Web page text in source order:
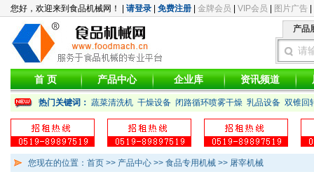
您好，欢迎来到食品机械网！ | 请登录 免费注册 金牌会员 VIP会员 图片广告
产品
请
首 页 产品中心 企业库 资讯频道
热门关键词： 蔬菜清洗机 干燥设备 闭路循环喷雾干燥 乳品设备 双锥回
您现在的位置：首页 >> 产品中心 >> 食品专用机械 >> 屠宰机械